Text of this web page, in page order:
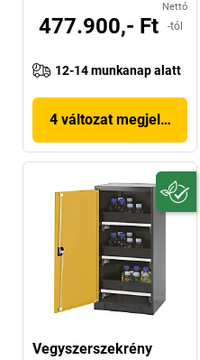
Nettó
477.900,- Ft -tól
12-14 munkanap alatt
4 változat megjelenítése
Vegyszerszekrény